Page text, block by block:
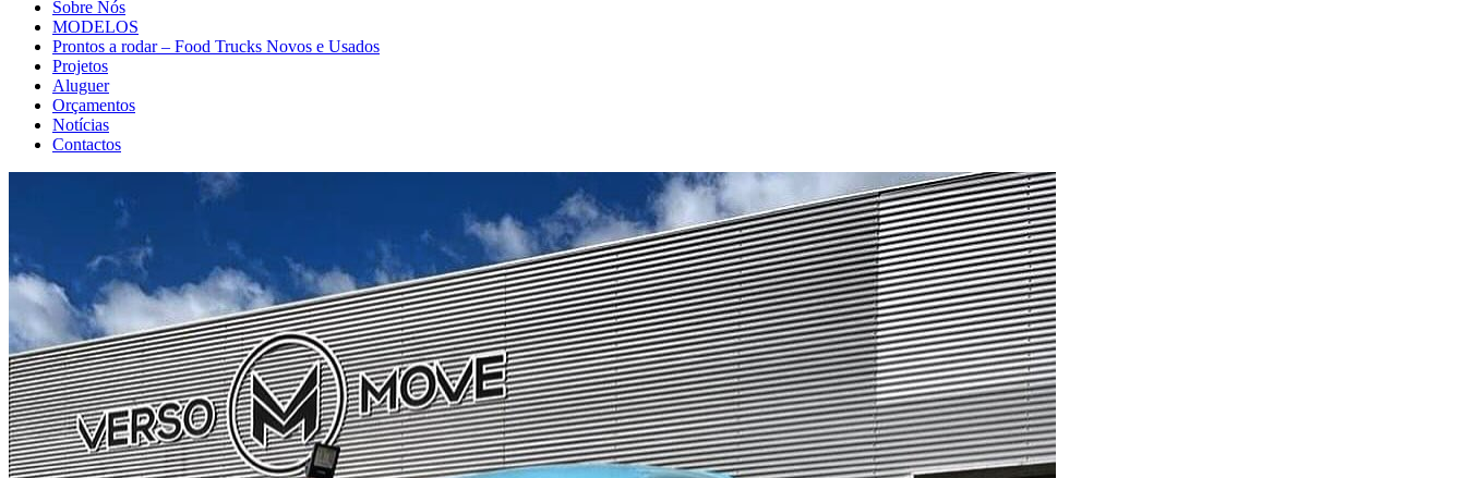
Sobre Nós
MODELOS
Prontos a rodar – Food Trucks Novos e Usados
Projetos
Aluguer
Orçamentos
Notícias
Contactos